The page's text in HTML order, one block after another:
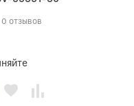
0 отзывов